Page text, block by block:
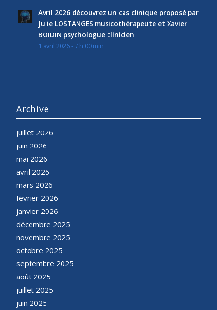
Avril 2026 découvrez un cas clinique proposé par
Julie LOSTANGES musicothérapeute et Xavier
BOIDIN psychologue clinicien
1 avril 2026 - 7 h 00 min
Archive
juillet 2026
juin 2026
mai 2026
avril 2026
mars 2026
février 2026
janvier 2026
décembre 2025
novembre 2025
octobre 2025
septembre 2025
août 2025
juillet 2025
juin 2025